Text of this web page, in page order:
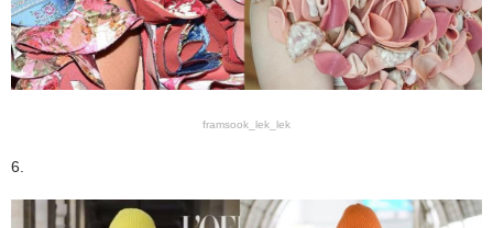
framsook_lek_lek
6.